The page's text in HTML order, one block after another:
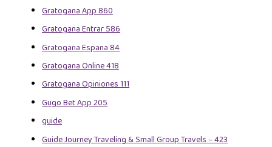
Gratogana App 860
Gratogana Entrar 586
Gratogana Espana 84
Gratogana Online 418
Gratogana Opiniones 111
Gugo Bet App 205
guide
Guide Journey Traveling & Small Group Travels – 423